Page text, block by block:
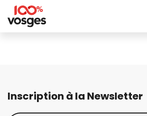
Inscription à la Newsletter